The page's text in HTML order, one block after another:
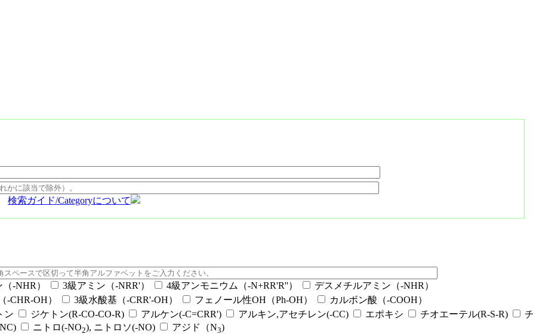
検索ガイド/Categoryについて
-NHR） 3級アミン（-NRR'） 4級アンモニウム（-N+RR'R''）
デスメチルアミン（-NHR）
-CHR-OH） 3級水酸基（-CRR'-OH） フェノール性OH（Ph-OH）
カルボン酸（-COOH）
ン ジケトン(R-CO-CO-R) アルケン(-C=CRR') アルキン,アセチレン(-CC) エポキシ チオエーテル(R-S-R)
ニトロ(-NO2), ニトロソ(-NO) アジド（N3)